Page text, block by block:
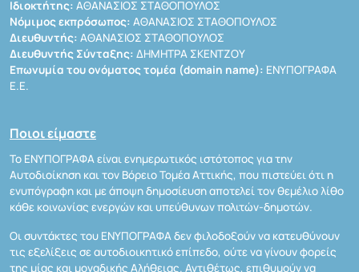
Ιδιοκτήτης: ΑΘΑΝΑΣΙΟΣ ΣΤΑΘΟΠΟΥΛΟΣ
Νόμιμος εκπρόσωπος: ΑΘΑΝΑΣΙΟΣ ΣΤΑΘΟΠΟΥΛΟΣ
Διευθυντής: ΑΘΑΝΑΣΙΟΣ ΣΤΑΘΟΠΟΥΛΟΣ
Διευθυντής Σύνταξης: ΔΗΜΗΤΡΑ ΣΚΕΝΤΖΟΥ
Επωνυμία του ονόματος τομέα (domain name): ΕΝΥΠΟΓΡΑΦΑ
Ε.Ε.
Ποιοι είμαστε
Το ΕΝΥΠΟΓΡΑΦΑ είναι ενημερωτικός ιστότοπος για την
Αυτοδιοίκηση και τον Βόρειο Τομέα Αττικής, που πιστεύει ότι η
ενυπόγραφη και με άποψη δημοσίευση αποτελεί τον θεμέλιο λίθο
κάθε κοινωνίας ενεργών και υπεύθυνων πολιτών-δημοτών.
Οι συντάκτες του ΕΝΥΠΟΓΡΑΦΑ δεν φιλοδοξούν να κατευθύνουν
τις εξελίξεις σε αυτοδιοικητικό επίπεδο, ούτε να γίνουν φορείς
της μίας και μοναδικής Αλήθειας. Αντιθέτως, επιθυμούν να